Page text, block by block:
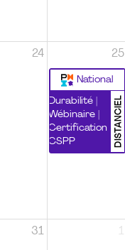
24 25
National
DISTANCIEL
Durabilité |
Wébinaire |
Certification
CSPP
31 1